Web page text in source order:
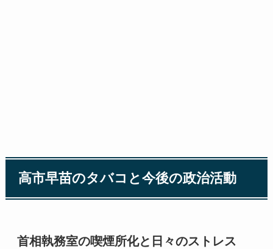
高市早苗のタバコと今後の政治活動
首相執務室の喫煙所化と日々のストレス